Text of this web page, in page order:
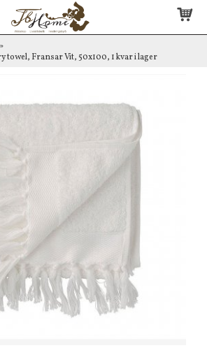
»
towel, Fransar Vit, 50x100, 1 kvar i lager